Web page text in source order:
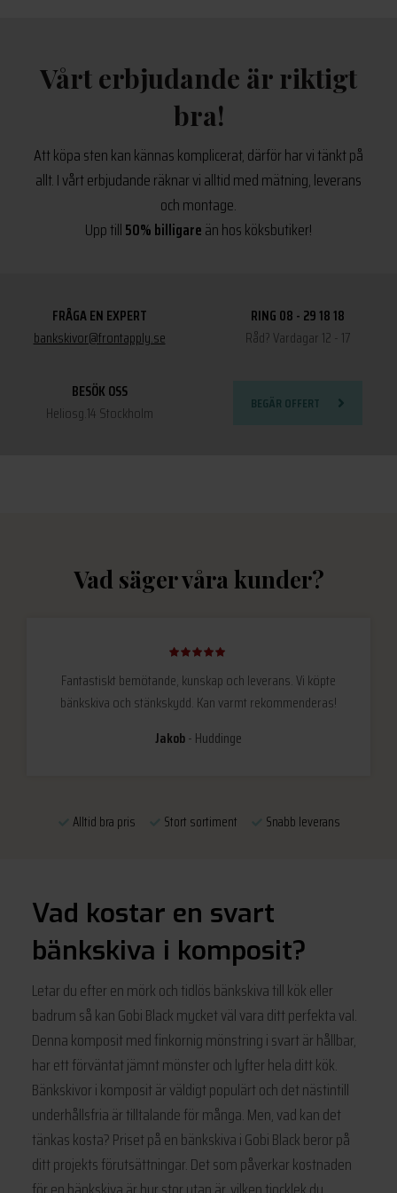
Vårt erbjudande är riktigt
bra!
Att köpa sten kan kännas komplicerat, därför har vi tänkt på
allt. I vårt erbjudande räknar vi alltid med mätning, leverans
och montage.
Upp till50% billigareän hos köksbutiker!
FRÅGA EN EXPERT
bankskivor@frontapply.se
RING 08 - 29 18 18
Råd? Vardagar 12 - 17
BESÖK OSS
Heliosg.14 Stockholm
BEGÄR OFFERT
Vad säger våra kunder?
Fantastiskt bemötande, kunskap och leverans. Vi köpte
bänkskiva och stänkskydd. Kan varmt rekommenderas!
Jakob Huddinge
Alltid bra pris Stort sortiment Snabb leverans
Vad kostar en svart
bänkskiva i komposit?
Letar du efter en mörk och tidlös bänkskiva till kök eller
badrum så kan Gobi Black mycket väl vara ditt perfekta val.
Denna komposit med finkornig mönstring i svart är hållbar,
har ett förväntat jämnt mönster och lyfter hela ditt kök.
Bänkskivor i komposit är väldigt populärt och det nästintill
underhållsfria är tilltalande för många. Men, vad kan det
tänkas kosta? Priset på en bänkskiva i Gobi Black beror på
ditt projekts förutsättningar. Det som påverkar kostnaden